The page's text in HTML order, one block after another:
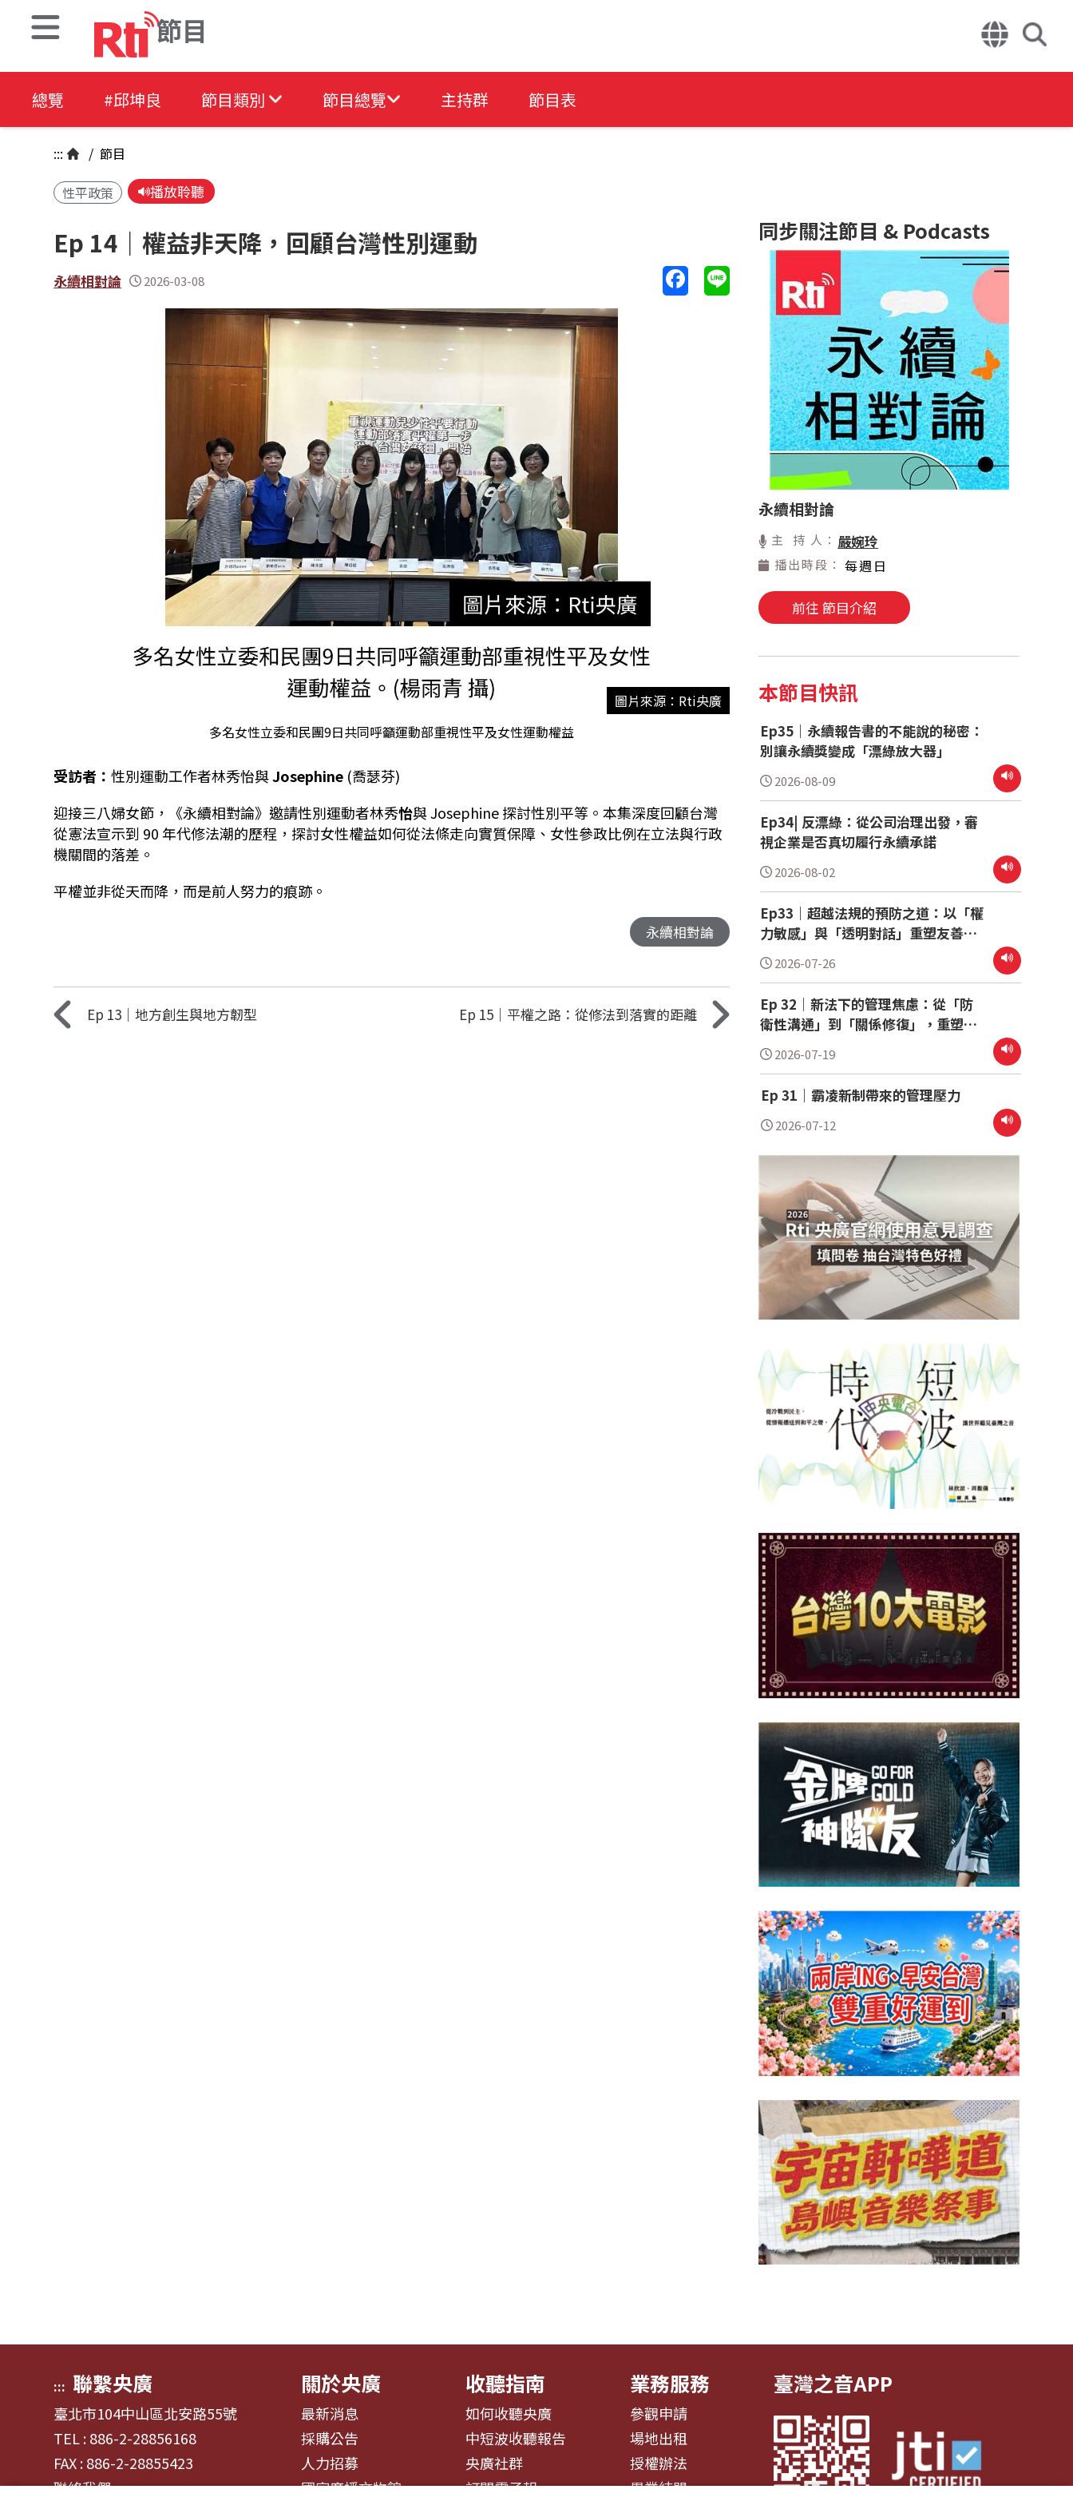
節目
總覽 #邱坤良 節目類別 節目總覽 主持群 節目表
::: / 節目
性平政策 播放聆聽
Ep 14｜權益非天降，回顧台灣性別運動
永續相對論 2026-03-08
圖片來源：Rti央廣
多名女性立委和民團9日共同呼籲運動部重視性平及女性運動權益
受訪者：性別運動工作者林秀怡與Josephine (喬瑟芬)
迎接三八婦女節，《永續相對論》邀請性別運動者林秀怡與 Josephine 探討性別平等。本集深度回顧台灣
從憲法宣示到 90 年代修法潮的歷程，探討女性權益如何從法條走向實質保障、女性參政比例在立法與行政
機關間的落差。
平權並非從天而降，而是前人努力的痕跡。
永續相對論
Ep 13｜地方創生與地方韌型 Ep 15｜平權之路：從修法到落實的距離
同步關注節目 & Podcasts
永續相對論
主 持 人： 嚴婉玲
播出時段： 每週日
前往 節目介紹
本節目快訊
Ep35｜永續報告書的不能說的秘密：
別讓永續獎變成「漂綠放大器」
2026-08-09
Ep34| 反漂綠：從公司治理出發，審
視企業是否真切履行永續承諾
2026-08-02
Ep33｜超越法規的預防之道：以「權
力敏感」與「透明對話」重塑友善職
場
2026-07-26
Ep 32｜新法下的管理焦慮：從「防
衛性溝通」到「關係修復」，重塑職
場人性價值
2026-07-19
Ep 31｜霸凌新制帶來的管理壓力
2026-07-12
::: 聯繫央廣
臺北市104中山區北安路55號
TEL : 886-2-28856168
FAX : 886-2-28855423
聯絡我們
關於央廣
最新消息
採購公告
人力招募
國家廣播文物館
收聽指南
如何收聽央廣
中短波收聽報告
央廣社群
訂閱電子報
業務服務
參觀申請
場地出租
授權辦法
異業結盟
臺灣之音APP